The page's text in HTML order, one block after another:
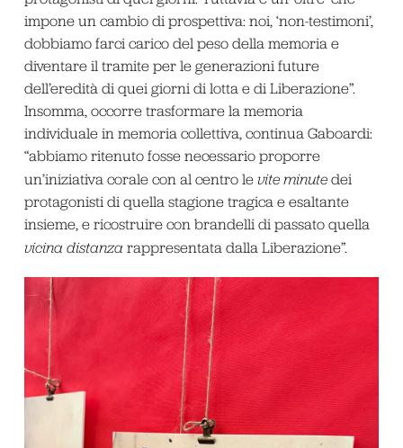
impone un cambio di prospettiva: noi, ‘non-testimoni’,
dobbiamo farci carico del peso della memoria e
diventare il tramite per le generazioni future
dell’eredità di quei giorni di lotta e di Liberazione”.
Insomma, occorre trasformare la memoria
individuale in memoria collettiva, continua Gaboardi:
“abbiamo ritenuto fosse necessario proporre
un’iniziativa corale con al centro le vite minutedei
protagonisti di quella stagione tragica e esaltante
insieme, e ricostruire con brandelli di passato quella
vicina distanza rappresentata dalla Liberazione”.